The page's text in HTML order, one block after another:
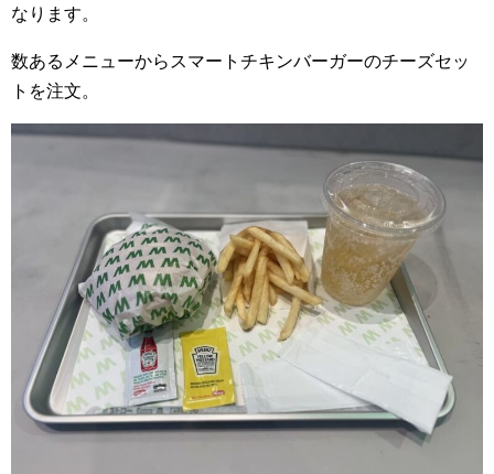
なります。
数あるメニューからスマートチキンバーガーのチーズセッ
トを注文。